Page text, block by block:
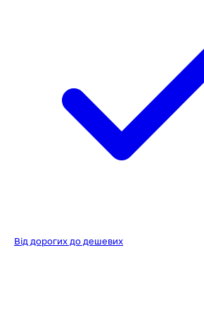
Від дорогих до дешевих